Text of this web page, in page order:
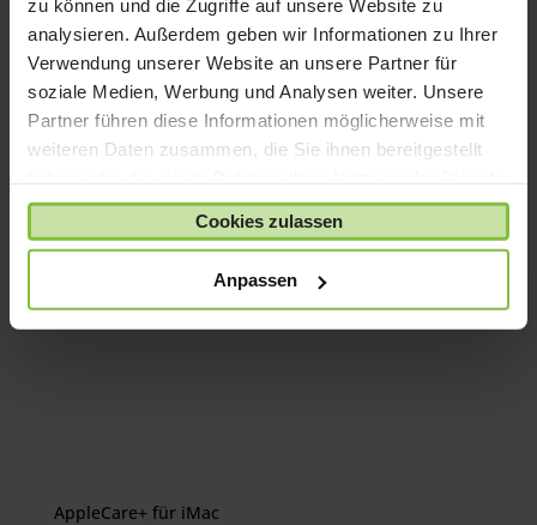
zu können und die Zugriffe auf unsere Website zu
analysieren. Außerdem geben wir Informationen zu Ihrer
Verwendung unserer Website an unsere Partner für
soziale Medien, Werbung und Analysen weiter. Unsere
Partner führen diese Informationen möglicherweise mit
weiteren Daten zusammen, die Sie ihnen bereitgestellt
gesammelt haben.
Cookies zulassen
Anpassen
macOS und integrierte Apps
Bitte beachten Sie, dass alle für Sie
individuell konfigurierten Geräte von
Umtausch/Rückgabe ausgeschlossen sind.
Das könnte dir auch
gefallen …
AppleCare+ für iMac